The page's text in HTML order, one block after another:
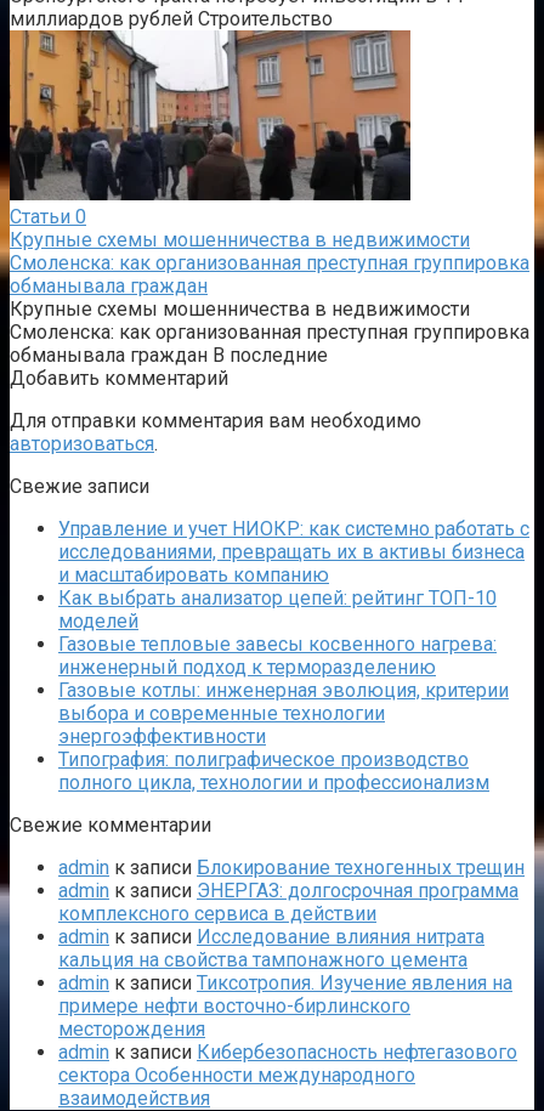
миллиардов рублей Строительство
Статьи 0
Крупные схемы мошенничества в недвижимости
Смоленска: как организованная преступная группировка
обманывала граждан
Крупные схемы мошенничества в недвижимости
Смоленска: как организованная преступная группировка
обманывала граждан В последние
Добавить комментарий
Для отправки комментария вам необходимо
авторизоваться.
Свежие записи
Управление и учет НИОКР: как системно работать с
исследованиями, превращать их в активы бизнеса
и масштабировать компанию
Как выбрать анализатор цепей: рейтинг ТОП-10
моделей
Газовые тепловые завесы косвенного нагрева:
инженерный подход к терморазделению
Газовые котлы: инженерная эволюция, критерии
выбора и современные технологии
энергоэффективности
Типография: полиграфическое производство
полного цикла, технологии и профессионализм
Свежие комментарии
admin к записи Блокирование техногенных трещин
admin к записи ЭНЕРГАЗ: долгосрочная программа
комплексного сервиса в действии
admin к записи Исследование влияния нитрата
кальция на свойства тампонажного цемента
admin к записи Тиксотропия. Изучение явления на
примере нефти восточно-бирлинского
месторождения
admin к записи Кибербезопасность нефтегазового
сектора Особенности международного
взаимодействия